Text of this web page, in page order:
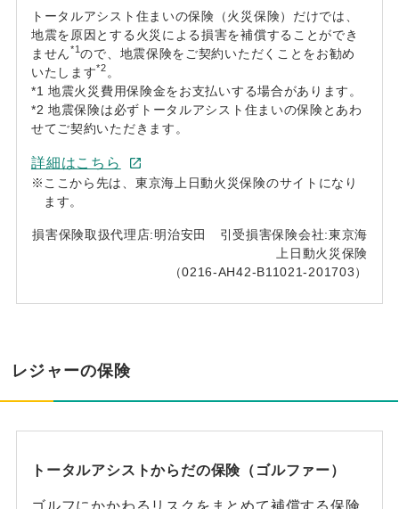
トータルアシスト住まいの保険（火災保険）だけでは、
地震を原因とする火災による損害を補償することができ
ません*1 ので、地震保険をご契約いただくことをお勧め
いたします*2 。
*1 地震火災費用保険金をお支払いする場合があります。
*2 地震保険は必ずトータルアシスト住まいの保険とあわ
せてご契約いただきます。
詳細はこちら
※ ここから先は、東京海上日動火災保険のサイトになり
ます。
損害保険取扱代理店:明治安田 引受損害保険会社:東京海
上日動火災保険
（0216-AH42-B11021-201703）
レジャーの保険
トータルアシストからだの保険（ゴルファー）
ゴルフにかかわるリスクをまとめて補償する保険